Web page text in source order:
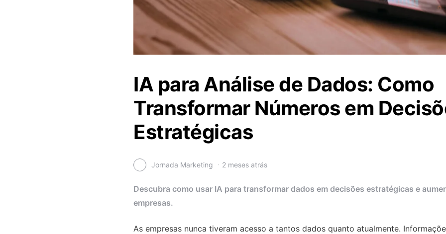
IA para Análise de Dados: Como
Transformar Números em
Estratégicas
Jornada Marketing 2 meses atrás
Descubra como usar IA para transformar dados em decisões estratégicas e
empresas.
As empresas nunca tiveram acesso a tantos dados quanto atualmente.